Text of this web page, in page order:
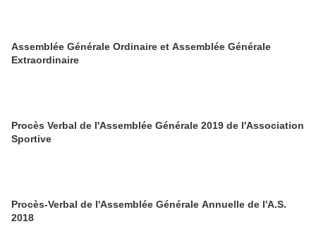
Assemblée Générale Ordinaire et Assemblée Générale
Extraordinaire
Procès Verbal de l'Assemblée Générale 2019 de l'Association
Sportive
Procès-Verbal de l'Assemblée Générale Annuelle de l'A.S.
2018